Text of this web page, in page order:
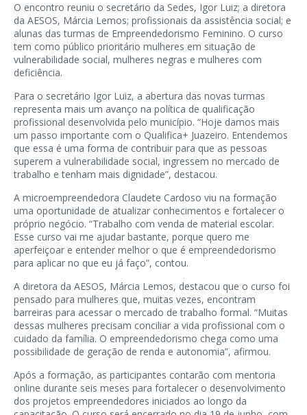
O encontro reuniu o secretário da Sedes, Igor Luiz; a diretora
da AESOS, Márcia Lemos; profissionais da assistência social; e
alunas das turmas de Empreendedorismo Feminino. O curso
tem como público prioritário mulheres em situação de
vulnerabilidade social, mulheres negras e mulheres com
deficiência.
Para o secretário Igor Luiz, a abertura das novas turmas
representa mais um avanço na política de qualificação
profissional desenvolvida pelo município. “Hoje damos mais
um passo importante com o Qualifica+ Juazeiro. Entendemos
que essa é uma forma de contribuir para que as pessoas
superem a vulnerabilidade social, ingressem no mercado de
trabalho e tenham mais dignidade”, destacou.
A microempreendedora Claudete Cardoso viu na formação
uma oportunidade de atualizar conhecimentos e fortalecer o
próprio negócio. “Trabalho com venda de material escolar.
Esse curso vai me ajudar bastante, porque quero me
aperfeiçoar e entender melhor o que é empreendedorismo
para aplicar no que eu já faço”, contou.
A diretora da AESOS, Márcia Lemos, destacou que o curso foi
pensado para mulheres que, muitas vezes, encontram
barreiras para acessar o mercado de trabalho formal. “Muitas
dessas mulheres precisam conciliar a vida profissional com o
cuidado da família. O empreendedorismo chega como uma
possibilidade de geração de renda e autonomia”, afirmou.
Após a formação, as participantes contarão com mentoria
online durante seis meses para fortalecer o desenvolvimento
dos projetos empreendedores iniciados ao longo da